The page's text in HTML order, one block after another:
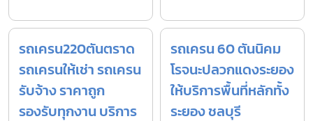
รถเครน220ตันตราด
รถเครนให้เช่า รถเครน
รับจ้าง ราคาถูก
รองรับทุกงาน บริการ
รถเครน 60 ตันนิคม
โรจนะปลวกแดงระยอง
ให้บริการพื้นที่หลักทั้ง
ระยอง ชลบุรี